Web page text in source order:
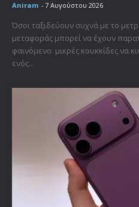
Aniram - 7 Αυγούστου 2026
Όσοι ταξιδεύουν συχνά με το
μεταφοράς μπορεί να έχουν
φαινόμενο: μικρές κουκκίδες να
ενός...